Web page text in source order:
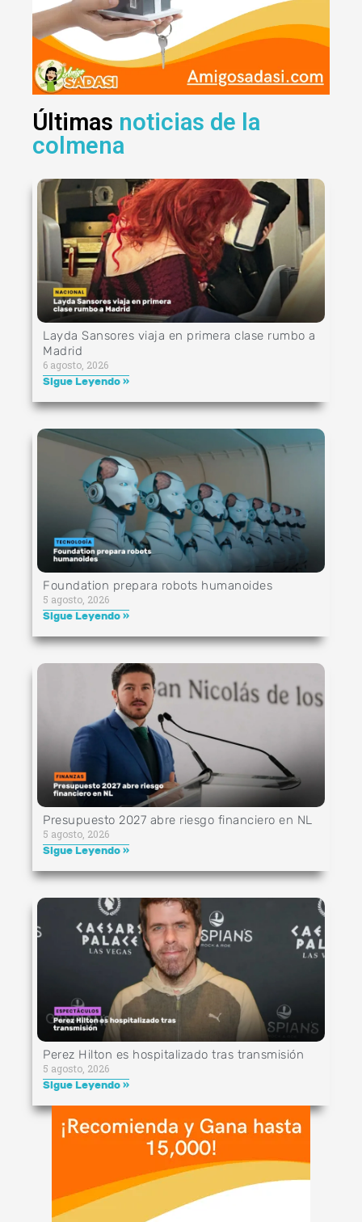
Últimas noticias de la
colmena
Layda Sansores viaja en primera clase rumbo a
Madrid
6 agosto, 2026
Sigue Leyendo »
Foundation prepara robots humanoides
5 agosto, 2026
Sigue Leyendo »
Presupuesto 2027 abre riesgo financiero en NL
5 agosto, 2026
Sigue Leyendo »
Perez Hilton es hospitalizado tras transmisión
5 agosto, 2026
Sigue Leyendo »